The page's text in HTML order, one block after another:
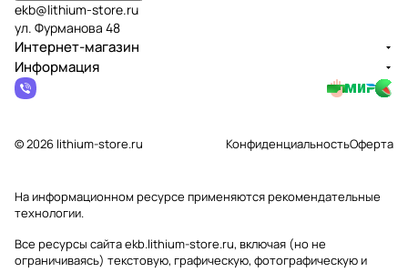
ekb@lithium-store.ru
ул. Фурманова 48
Интернет-магазин
Информация
© 2026 lithium-store.ru КонфиденциальностьОферта
На информационном ресурсе применяютсярекомендательные
технологии.
Все ресурсы сайта ekb.lithium-store.ru, включая (но не
ограничиваясь) текстовую, графическую, фотографическую и